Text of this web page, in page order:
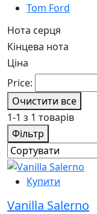
Tom Ford
Нота серця
Кінцева нота
Ціна
Price:
Очистити все
1-1 з 1 товарів
Фільтр
Купити
Vanilla Salerno